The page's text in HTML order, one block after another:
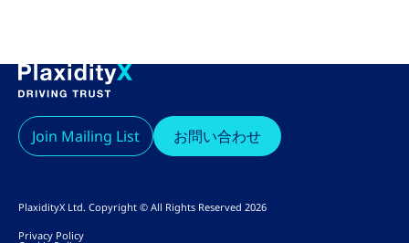
Join Mailing List お問い合わせ
PlaxidityX Ltd. Copyright © All Rights Reserved 2026
Privacy Policy